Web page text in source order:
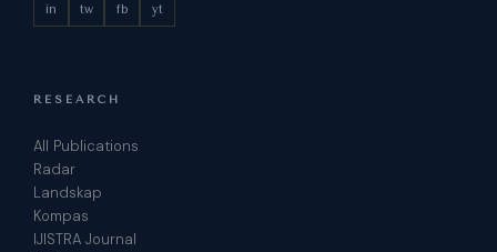
in tw fb yt
RESEARCH
All Publications
Radar
Landskap
Kompas
IJISTRA Journal